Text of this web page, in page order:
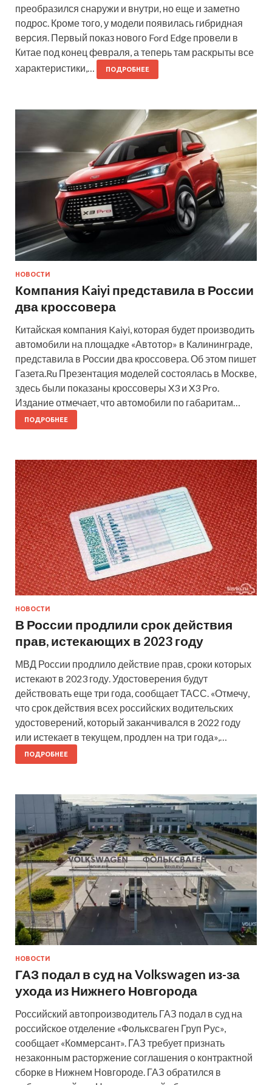
преобразился снаружи и внутри, но еще и заметно
подрос. Кроме того, у модели появилась гибридная
версия. Первый показ нового Ford Edge провели в
Китае под конец февраля, а теперь там раскрыты все
характеристики,…
ПОДРОБНЕЕ
НОВОСТИ
Компания Kaiyi представила в России
два кроссовера
Китайская компания Kaiyi, которая будет производить
автомобили на площадке «Автотор» в Калининграде,
представила в России два кроссовера. Об этом пишет
Газета.Ru Презентация моделей состоялась в Москве,
здесь были показаны кроссоверы X3 и X3 Pro.
Издание отмечает, что автомобили по габаритам…
ПОДРОБНЕЕ
НОВОСТИ
В России продлили срок действия
прав, истекающих в 2023 году
МВД России продлило действие прав, сроки которых
истекают в 2023 году. Удостоверения будут
действовать еще три года, сообщает ТАСС. «Отмечу,
что срок действия всех российских водительских
удостоверений, который заканчивался в 2022 году
или истекает в текущем, продлен на три года»,…
ПОДРОБНЕЕ
НОВОСТИ
ГАЗ подал в суд на Volkswagen из-за
ухода из Нижнего Новгорода
Российский автопроизводитель ГАЗ подал в суд на
российское отделение «Фольксваген Груп Рус»,
сообщает «Коммерсант». ГАЗ требует признать
незаконным расторжение соглашения о контрактной
сборке в Нижнем Новгороде. ГАЗ обратился в